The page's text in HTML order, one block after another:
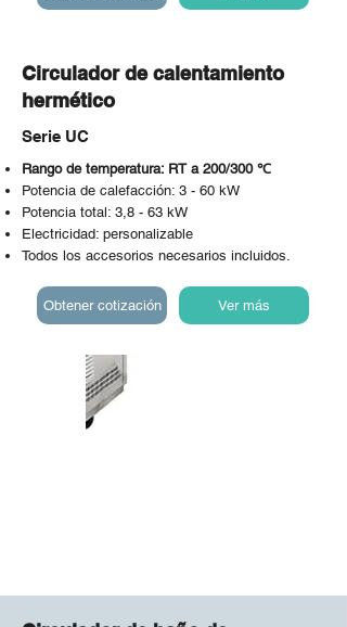
Circulador de calentamiento
hermético
Serie UC
Rango de temperatura: RT a 200/300 ℃
Potencia de calefacción: 3 - 60 kW
Potencia total: 3,8 - 63 kW
Electricidad: personalizable
Todos los accesorios necesarios incluidos.
Obtener cotización Ver más